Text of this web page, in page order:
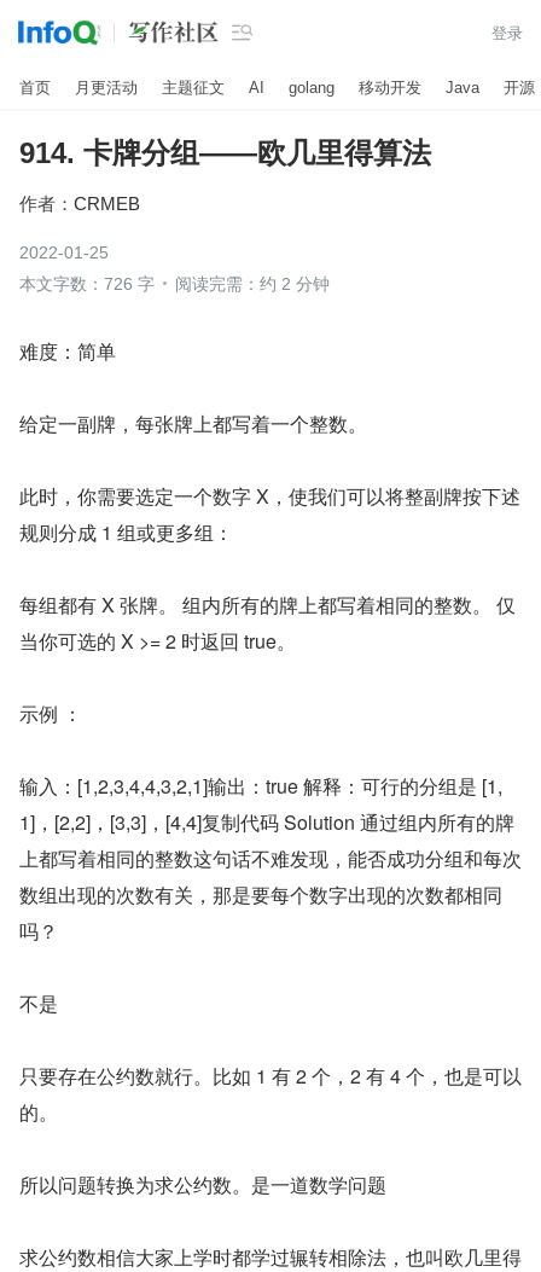
 登录
首页 月更活动 主题征文 AI golang 移动开发 Java 开源
914. 卡牌分组——欧几里得算法
作者： CRMEB
2022-01-25
本文字数：726 字
阅读完需：约 2 分钟
难度：简单
给定一副牌，每张牌上都写着一个整数。
此时，你需要选定一个数字 X，使我们可以将整副牌按下述
规则分成 1 组或更多组：
每组都有 X 张牌。 组内所有的牌上都写着相同的整数。 仅
当你可选的 X >= 2 时返回 true。
示例 ：
输入：[1,2,3,4,4,3,2,1]输出：true 解释：可行的分组是 [1,
1]，[2,2]，[3,3]，[4,4]复制代码 Solution 通过组内所有的牌
上都写着相同的整数这句话不难发现，能否成功分组和每次
数组出现的次数有关，那是要每个数字出现的次数都相同
吗？
不是
只要存在公约数就行。比如 1 有 2 个，2 有 4 个，也是可以
的。
所以问题转换为求公约数。是一道数学问题
求公约数相信大家上学时都学过辗转相除法，也叫欧几里得